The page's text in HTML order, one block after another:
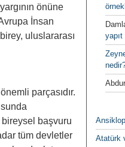
önüne
İnsan
uluslararası
parçasıdır.
bireysel başvuru
tüm devletler
Atatürk